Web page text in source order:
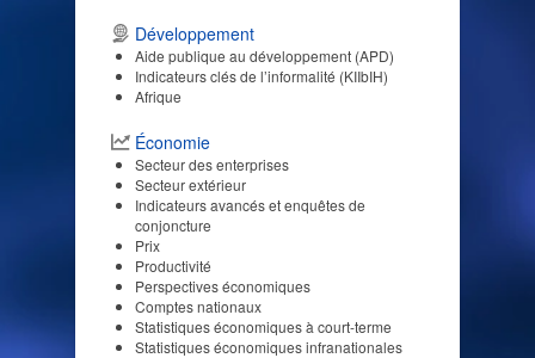
Développement
Aide publique au développement (APD)
Indicateurs clés de l’informalité (KIIbIH)
Afrique
Économie
Secteur des enterprises
Secteur extérieur
Indicateurs avancés et enquêtes de
conjoncture
Prix
Productivité
Perspectives économiques
Comptes nationaux
Statistiques économiques à court-terme
Statistiques économiques infranationales